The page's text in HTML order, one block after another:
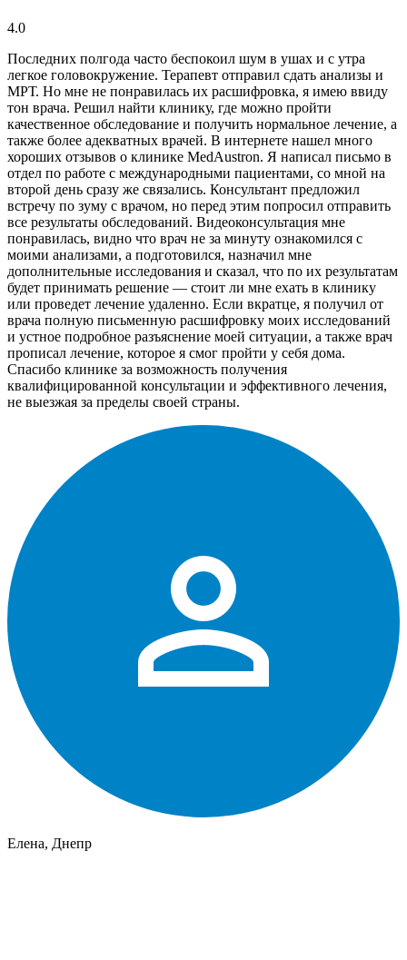
4.0
Последних полгода часто беспокоил шум в ушах и с утра
легкое головокружение. Терапевт отправил сдать анализы и
МРТ. Но мне не понравилась их расшифровка, я имею ввиду
тон врача. Решил найти клинику, где можно пройти
качественное обследование и получить нормальное лечение, а
также более адекватных врачей. В интернете нашел много
хороших отзывов о клинике MedAustron. Я написал письмо в
отдел по работе с международными пациентами, со мной на
второй день сразу же связались. Консультант предложил
встречу по зуму с врачом, но перед этим попросил отправить
все результаты обследований. Видеоконсультация мне
понравилась, видно что врач не за минуту ознакомился с
моими анализами, а подготовился, назначил мне
дополнительные исследования и сказал, что по их результатам
будет принимать решение — стоит ли мне ехать в клинику
или проведет лечение удаленно. Если вкратце, я получил от
врача полную письменную расшифровку моих исследований
и устное подробное разъяснение моей ситуации, а также врач
прописал лечение, которое я смог пройти у себя дома.
Спасибо клинике за возможность получения
квалифицированной консультации и эффективного лечения,
не выезжая за пределы своей страны.
Елена, Днепр